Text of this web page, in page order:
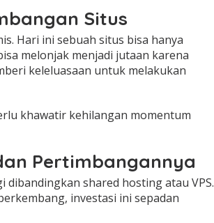
Situs
Hari ini sebuah situs bisa hanya
melonjak menjadi jutaan karena
keleluasaan untuk melakukan
khawatir kehilangan momentum
Pertimbangannya
dibandingkan shared hosting atau VPS.
investasi ini sepadan